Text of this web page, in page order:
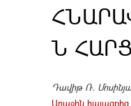
Ն
Դավիթ Ռ.
Առաջին